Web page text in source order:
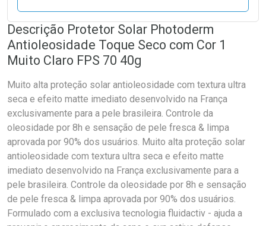
Descrição Protetor Solar Photoderm
Antioleosidade Toque Seco com Cor 1
Muito Claro FPS 70 40g
Muito alta proteção solar antioleosidade com textura ultra
seca e efeito matte imediato desenvolvido na França
exclusivamente para a pele brasileira. Controle da
oleosidade por 8h e sensação de pele fresca & limpa
aprovada por 90% dos usuários. Muito alta proteção solar
antioleosidade com textura ultra seca e efeito matte
imediato desenvolvido na França exclusivamente para a
pele brasileira. Controle da oleosidade por 8h e sensação
de pele fresca & limpa aprovada por 90% dos usuários.
Formulado com a exclusiva tecnologia fluidactiv - ajuda a